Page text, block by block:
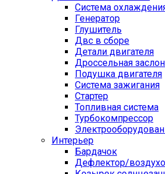
Cистема
Генератор
Глушитель
Двс в сборе
Детали двигателя
Дроссельная
Подушка двигателя
Система зажигания
Стартер
Топливная система
Турбокомпрессор
Интерьер
Бардачок
Дефлектор/